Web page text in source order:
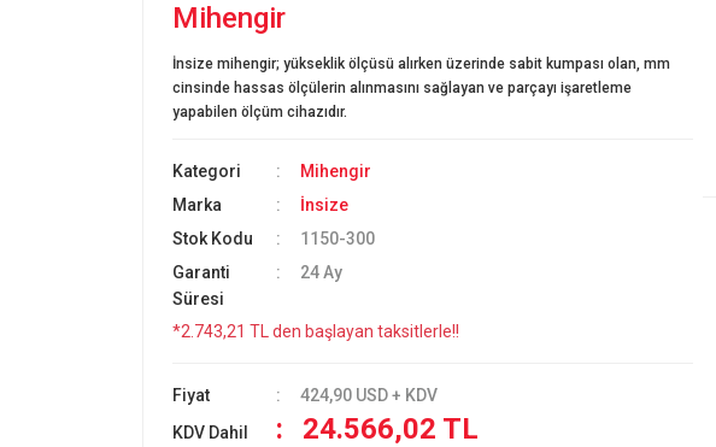
Mihengir
İnsize mihengir; yükseklik ölçüsü alırken üzerinde sabit kumpası olan, mm
cinsinde hassas ölçülerin alınmasını sağlayan ve parçayı işaretleme
yapabilen ölçüm cihazıdır.
Kategori
Mihengir
Marka
İnsize
Stok Kodu
1150-300
Garanti
Süresi
24 Ay
*2.743,21 TL den başlayan taksitlerle!!
Fiyat
424,90 USD + KDV
KDV Dahil
24.566,02 TL